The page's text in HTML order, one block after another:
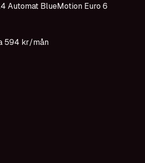
Automat BlueMotion Euro 6
594 kr/mån